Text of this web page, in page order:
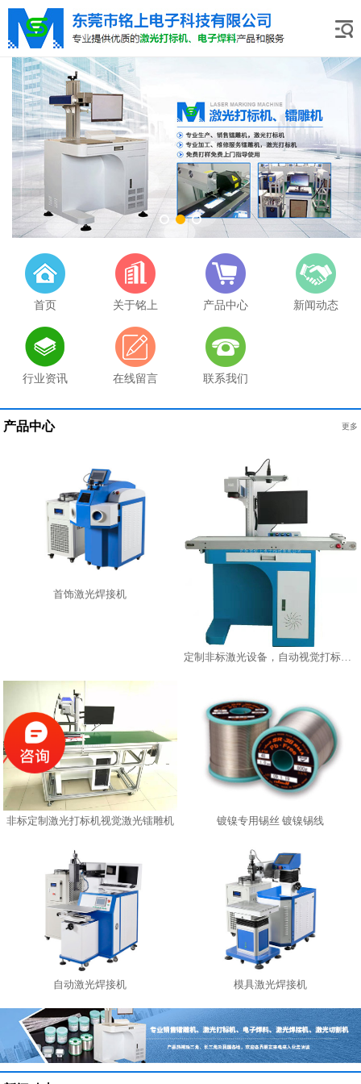
首页 关于铭上 产品中心 新闻动态
行业资讯 在线留言 联系我们
产品中心 更多
首饰激光焊接机
非标定制激光打标机视觉激光镭雕机 镀镍专用锡丝 镀镍锡线
自动激光焊接机 模具激光焊接机